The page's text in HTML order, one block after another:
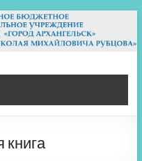
книга